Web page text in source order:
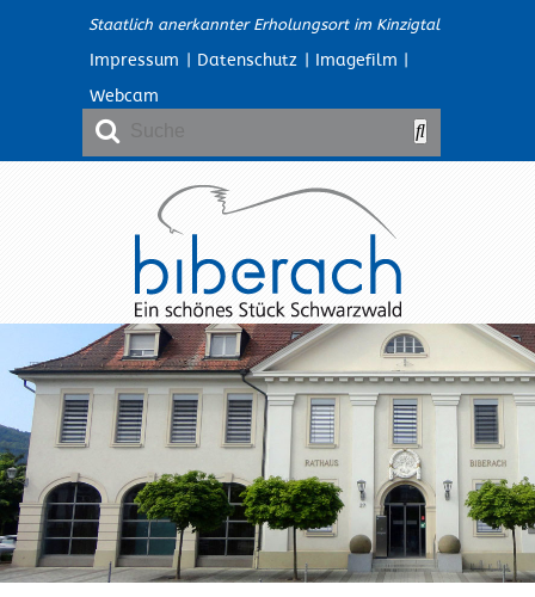
Staatlich anerkannter Erholungsort im Kinzigtal
Impressum | Datenschutz | Imagefilm |
Webcam